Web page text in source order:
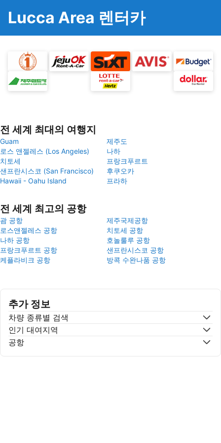
Lucca Area 렌터카
전 세계 최대의 여행지
Guam
제주도
로스 앤젤레스 (Los Angeles)
나하
치토세
프랑크푸르트
샌프란시스코 (San Francisco)
후쿠오카
Hawaii - Oahu Island
프라하
전 세계 최고의 공항
괌 공항
제주국제공항
로스앤젤레스 공항
치토세 공항
나하 공항
호놀룰루 공항
프랑크푸르트 공항
샌프란시스코 공항
케플라비크 공항
방콕 수완나품 공항
추가 정보
차량 종류별 검색
인기 대여지역
공항